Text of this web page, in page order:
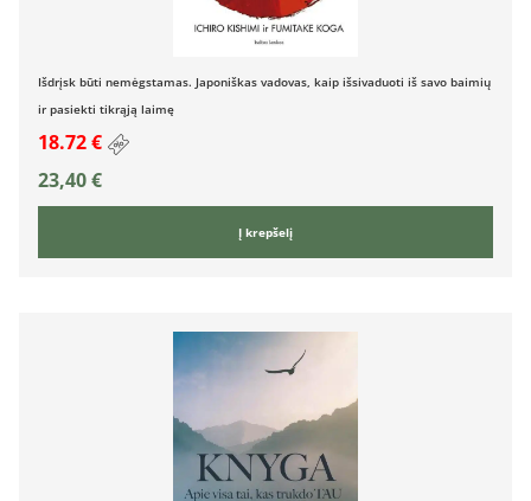
Išdrįsk būti nemėgstamas. Japoniškas vadovas, kaip išsivaduoti iš savo baimių
ir pasiekti tikrąją laimę
18.72 €
23,40€
Į krepšelį